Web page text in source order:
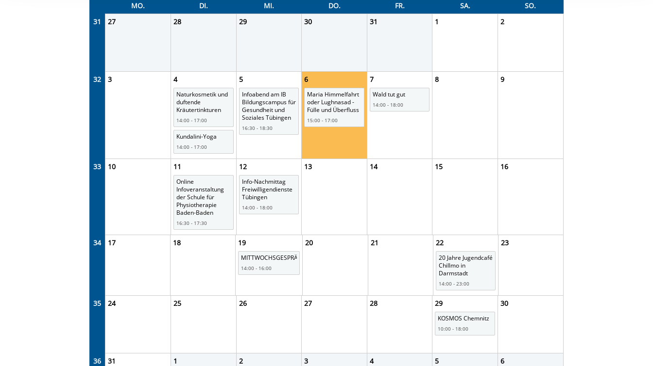
Ihre etwaige Einwilligung erstreckt sich nicht auf notwendige Cookies, die erforderlich zur Bereitstellung
der von Ihnen aufgerufenen und somit gewünschten Website-Funktionen sind. Diese Cookies setzen wir
MO. DI. MI. DO. FR. SA.
SO.
31
27 28 29 30 31 1 2
32 3 4
Naturkosmetik und
duftende
Kräutertinkturen
14:00 - 17:00
Kundalini-Yoga
14:00 - 17:00
5
Infoabend am IB
Bildungscampus für
Gesundheit und
Soziales Tübingen
16:30 - 18:30
6
Maria Himmelfahrt
oder Lughnasad -
Fülle und Überfluss
15:00 - 17:00
7
Wald tut gut
14:00 - 18:00
8 9
33 10 11
Online
Infoveranstaltung
der Schule für
Physiotherapie
Baden-Baden
16:30 - 17:30
12
Info-Nachmittag
Freiwilligendienste
Tübingen
14:00 - 18:00
13 14 15 16
34 17 18 19
MITTWOCHSGESPRÄCHE
14:00 - 16:00
20 21 22
20 Jahre Jugendcafé
Chillmo in
Darmstadt
14:00 - 23:00
23
35 24 25 26 27 28 29
KOSMOS Chemnitz
10:00 - 18:00
30
36 31 1 2 3 4 5 6